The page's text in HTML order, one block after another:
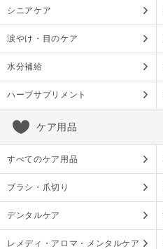
シニアケア
涙やけ・目のケア
水分補給
ハーブサプリメント
ケア用品
すべてのケア用品
ブラシ・爪切り
デンタルケア
レメディ・アロマ・メンタルケア